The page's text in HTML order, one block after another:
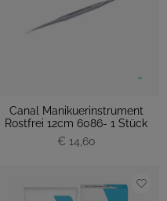
Canal Manikuerinstrument
Rostfrei 12cm 6086- 1 Stück
€ 14,60